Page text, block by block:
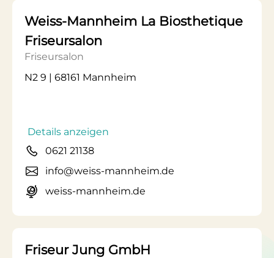
Weiss-Mannheim La Biosthetique
Friseursalon
Friseursalon
N2 9 | 68161 Mannheim
Details anzeigen
0621 21138
info@weiss-mannheim.de
weiss-mannheim.de
Friseur Jung GmbH